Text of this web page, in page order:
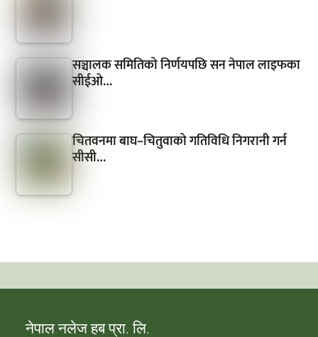
सञ्चालक समितिको निर्णयपछि सन नेपाल लाइफका
सीईओ…
चितवनमा बाघ–चितुवाको गतिविधि निगरानी गर्न
सीसी…
नेपाल नलेज हब प्रा. लि.